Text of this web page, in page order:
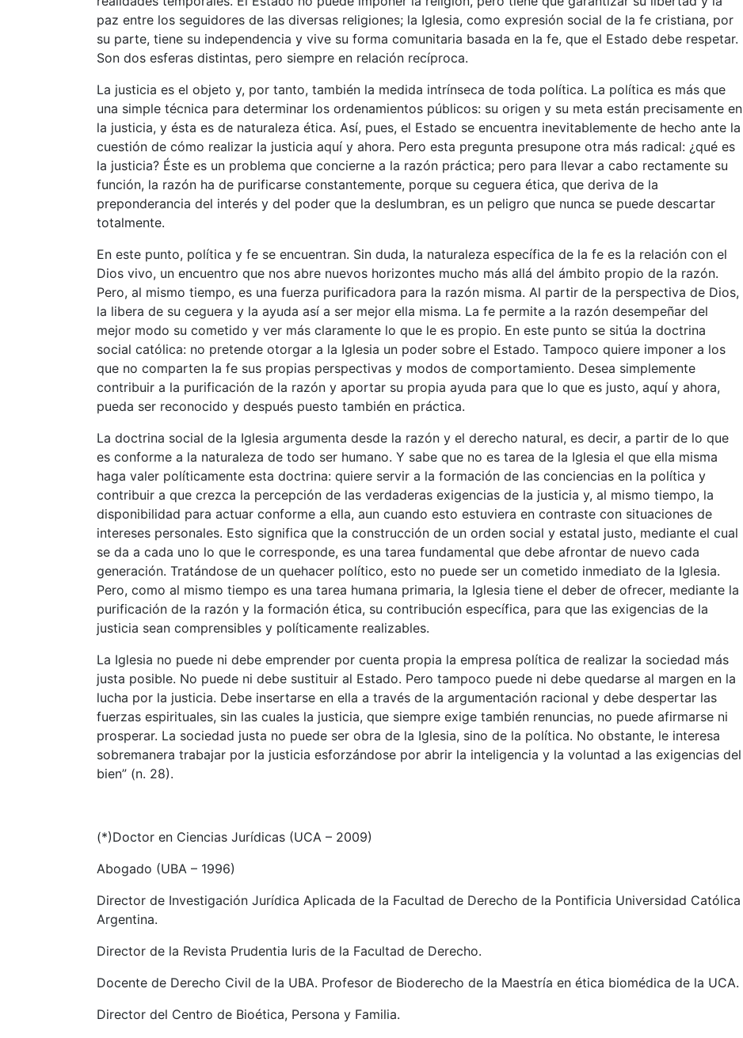
paz entre los seguidores de las diversas religiones; la Iglesia, como expresión social de la fe cristiana, por
su parte, tiene su independencia y vive su forma comunitaria basada en la fe, que el Estado debe respetar.
Son dos esferas distintas, pero siempre en relación recíproca.
La justicia es el objeto y, por tanto, también la medida intrínseca de toda política. La política es más que
una simple técnica para determinar los ordenamientos públicos: su origen y su meta están precisamente en
la justicia, y ésta es de naturaleza ética. Así, pues, el Estado se encuentra inevitablemente de hecho ante la
cuestión de cómo realizar la justicia aquí y ahora. Pero esta pregunta presupone otra más radical: ¿qué es
la justicia? Éste es un problema que concierne a la razón práctica; pero para llevar a cabo rectamente su
función, la razón ha de purificarse constantemente, porque su ceguera ética, que deriva de la
preponderancia del interés y del poder que la deslumbran, es un peligro que nunca se puede descartar
totalmente.
En este punto, política y fe se encuentran. Sin duda, la naturaleza específica de la fe es la relación con el
Dios vivo, un encuentro que nos abre nuevos horizontes mucho más allá del ámbito propio de la razón.
Pero, al mismo tiempo, es una fuerza purificadora para la razón misma. Al partir de la perspectiva de Dios,
la libera de su ceguera y la ayuda así a ser mejor ella misma. La fe permite a la razón desempeñar del
mejor modo su cometido y ver más claramente lo que le es propio. En este punto se sitúa la doctrina
social católica: no pretende otorgar a la Iglesia un poder sobre el Estado. Tampoco quiere imponer a los
que no comparten la fe sus propias perspectivas y modos de comportamiento. Desea simplemente
contribuir a la purificación de la razón y aportar su propia ayuda para que lo que es justo, aquí y ahora,
pueda ser reconocido y después puesto también en práctica.
La doctrina social de la Iglesia argumenta desde la razón y el derecho natural, es decir, a partir de lo que
es conforme a la naturaleza de todo ser humano. Y sabe que no es tarea de la Iglesia el que ella misma
haga valer políticamente esta doctrina: quiere servir a la formación de las conciencias en la política y
contribuir a que crezca la percepción de las verdaderas exigencias de la justicia y, al mismo tiempo, la
disponibilidad para actuar conforme a ella, aun cuando esto estuviera en contraste con situaciones de
intereses personales. Esto significa que la construcción de un orden social y estatal justo, mediante el cual
se da a cada uno lo que le corresponde, es una tarea fundamental que debe afrontar de nuevo cada
generación. Tratándose de un quehacer político, esto no puede ser un cometido inmediato de la Iglesia.
Pero, como al mismo tiempo es una tarea humana primaria, la Iglesia tiene el deber de ofrecer, mediante la
purificación de la razón y la formación ética, su contribución específica, para que las exigencias de la
justicia sean comprensibles y políticamente realizables.
La Iglesia no puede ni debe emprender por cuenta propia la empresa política de realizar la sociedad más
justa posible. No puede ni debe sustituir al Estado. Pero tampoco puede ni debe quedarse al margen en la
lucha por la justicia. Debe insertarse en ella a través de la argumentación racional y debe despertar las
fuerzas espirituales, sin las cuales la justicia, que siempre exige también renuncias, no puede afirmarse ni
prosperar. La sociedad justa no puede ser obra de la Iglesia, sino de la política. No obstante, le interesa
sobremanera trabajar por la justicia esforzándose por abrir la inteligencia y la voluntad a las exigencias del
bien” (n. 28).
(*)Doctor en Ciencias Jurídicas (UCA – 2009)
Abogado (UBA – 1996)
Director de Investigación Jurídica Aplicada de la Facultad de Derecho de la Pontificia Universidad Católica
Argentina.
Director de la Revista Prudentia Iuris de la Facultad de Derecho.
Docente de Derecho Civil de la UBA. Profesor de Bioderecho de la Maestría en ética biomédica de la UCA.
Director del Centro de Bioética, Persona y Familia.